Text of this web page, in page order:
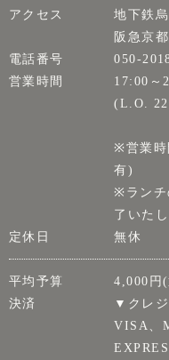
アクセス
地下鉄
阪急京
電話番号
050-
営業時間
17:00～
(L.O.
※営業時
有)
※ランチ
了いた
定休日
無休
平均予算
4,000円
決済
▼クレジ
VISA、